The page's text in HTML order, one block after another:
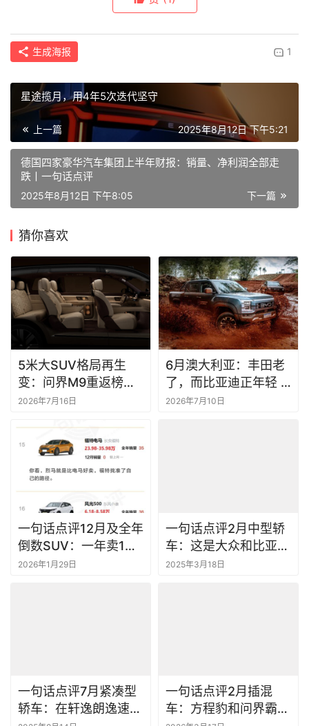
生成海报 1
星途揽月，用4年5次迭代坚守
上一篇 2025年8月12日 下午5:21
德国四家豪华汽车集团上半年财报：销量、净利润全部走
跌丨一句话点评
下一篇
2025年8月12日 下午8:05
猜你喜欢
5米大SUV格局再生
变：问界M9重返榜
首，蔚来暗中夺冠丨一
2026年7月16日
6月澳大利亚：丰田老
了，而比亚迪正年轻 |
一句话点评
2026年7月10日
一句话点评12月及全年
倒数SUV：一年卖1
辆，也算“神车”了
2026年1月29日
一句话点评2月中型轿
车：这是大众和比亚迪
之间的战争
2025年3月18日
一句话点评7月紧凑型
轿车：在轩逸朗逸速腾
一句话点评2月插混
车：方程豹和问界霸占